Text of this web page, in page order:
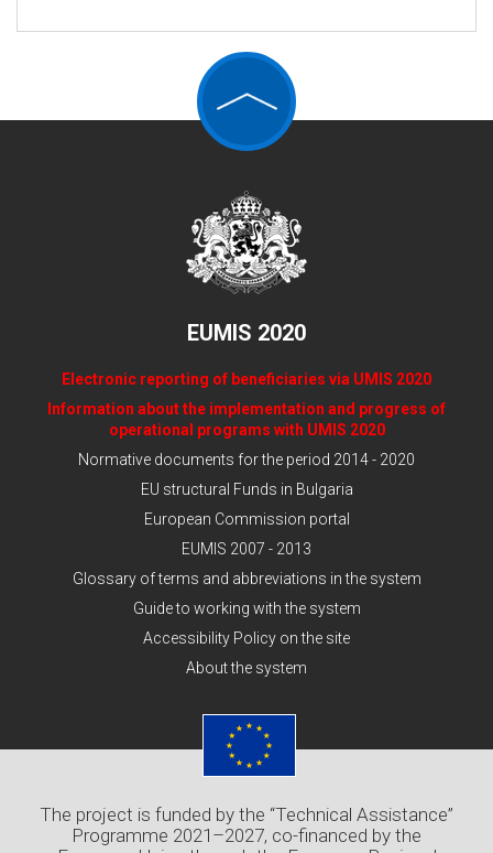
EUMIS 2020
Electronic reporting of beneficiaries via UMIS 2020
Information about the implementation and progress of
operational programs with UMIS 2020
Normative documents for the period 2014 - 2020
EU structural Funds in Bulgaria
European Commission portal
EUMIS 2007 - 2013
Glossary of terms and abbreviations in the system
Guide to working with the system
Accessibility Policy on the site
About the system
The project is funded by the “Technical Assistance”
Programme 2021–2027, co-financed by the